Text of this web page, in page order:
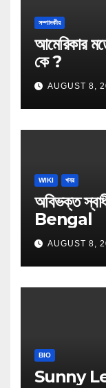
সম্পাদকীয়
আমেরিকার মতে বাংলাদেশের
কে ?
AUGUST 8,
WIKI খবর
অবিভক্ত
Bengal
AUGUST 8,
BIO
Sunny